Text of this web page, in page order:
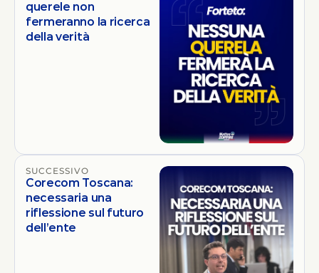
querele non
fermeranno la ricerca
della verità
SUCCESSIVO
Corecom Toscana:
necessaria una
riflessione sul futuro
dell’ente